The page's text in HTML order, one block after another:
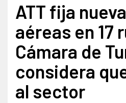
ATT fija
aéreas en 17
Cámara de
considera
al sector